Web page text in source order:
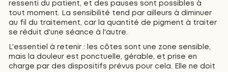
ressenti du patient, et des pauses sont possibles à
tout moment. La sensibilité tend par ailleurs à diminuer
au fil du traitement, car la quantité de pigment à traiter
se réduit d'une séance à l'autre.
L'essentiel à retenir : les côtes sont une zone sensible,
mais la douleur est ponctuelle, gérable, et prise en
charge par des dispositifs prévus pour cela. Elle ne doit